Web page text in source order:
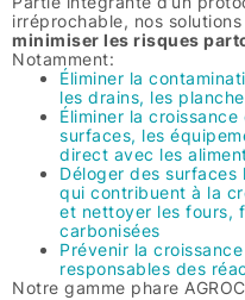
irréprochable, nos
minimiser les risques
Notamment:
Éliminer la
les drains, les
Éliminer la
surfaces, les
direct avec les
Déloger des
qui contribuent à la
et nettoyer les fours,
carbonisées
Prévenir la
responsables des
Notre gamme phare